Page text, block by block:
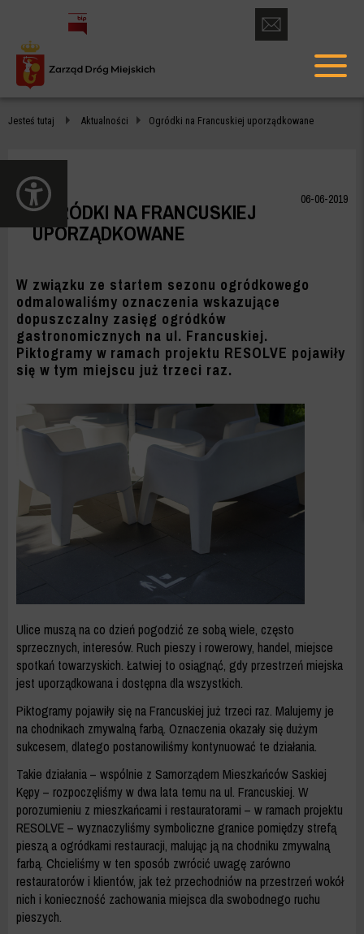
OGRÓDKI
FRANCUSKIEJ
UPORZĄDKOWANE
-
WARSZAWA
otwórz
formularz
kontaktowy
menu
Jesteś tutaj Aktualności Ogródki na Francuskiej uporządkowane
06-06-2019
OGRÓDKI NA FRANCUSKIEJ
UPORZĄDKOWANE
W związku ze startem sezonu ogródkowego
odmalowaliśmy oznaczenia wskazujące
dopuszczalny zasięg ogródków
gastronomicznych na ul. Francuskiej.
Piktogramy w ramach projektu RESOLVE pojawiły
się w tym miejscu już trzeci raz.
Ulice muszą na co dzień pogodzić ze sobą wiele, często
sprzecznych, interesów. Ruch pieszy i rowerowy, handel, miejsce
spotkań towarzyskich. Łatwiej to osiągnąć, gdy przestrzeń miejska
jest uporządkowana i dostępna dla wszystkich.
Piktogramy pojawiły się na Francuskiej już trzeci raz. Malujemy je
na chodnikach zmywalną farbą. Oznaczenia okazały się dużym
sukcesem, dlatego postanowiliśmy kontynuować te działania.
Takie działania – wspólnie z Samorządem Mieszkańców Saskiej
Kępy – rozpoczęliśmy w dwa lata temu na ul. Francuskiej. W
porozumieniu z mieszkańcami i restauratorami – w ramach projektu
RESOLVE– wyznaczyliśmy symboliczne granice pomiędzy strefą
pieszą a ogródkami restauracji, malując ją na chodniku zmywalną
farbą. Chcieliśmy w ten sposób zwrócić uwagę zarówno
restauratorów i klientów, jak też przechodniów na przestrzeń wokół
nich i konieczność zachowania miejsca dla swobodnego ruchu
pieszych.
dostępności